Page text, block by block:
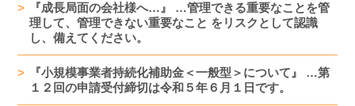
『成長局面の会社様へ…』 …管理できる重要なことを管
理して、管理できない重要なこと をリスクとして認識
し、備えてください。
『小規模事業者持続化補助金＜一般型＞について』 …第
１２回の申請受付締切は令和５年６月１日です。